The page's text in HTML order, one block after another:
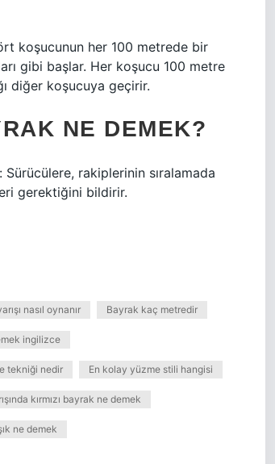
koşucunun her 100 metrede bir
gibi başlar. Her koşucu 100 metre
diğer koşucuya geçirir.
NE DEMEK?
rakiplerinin sıralamada
gerektiğini bildirir.
nasıl oynanır Bayrak kaç metredir
ingilizce
tekniği nedir En kolay yüzme stili hangisi
kırmızı bayrak ne demek
ne demek